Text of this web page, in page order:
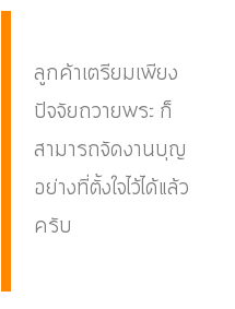
ลูกค้าเตรียมเพียง
ปัจจัยถวายพระ ก็
สามารถจัดงานบุญ
อย่างที่ตั้งใจไว้ได้แล้ว
ครับ